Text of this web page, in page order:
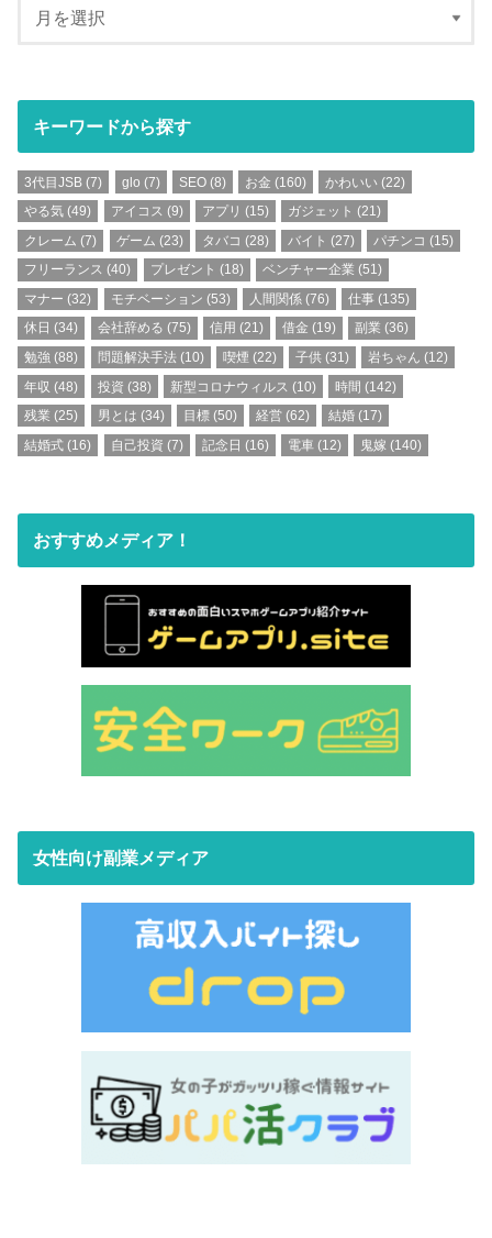
キーワードから探す
3代目JSB (7) glo (7) SEO(8) お金 (160) かわいい (22)
やる気 (49) アイコス (9) アプリ (15) ガジェット (21)
クレーム (7) ゲーム (23) タバコ (28) バイト (27) パチンコ (15)
フリーランス (40) プレゼント (18) ベンチャー企業 (51)
マナー (32) モチベーション (53) 人間関係(76) 仕事 (135)
休日 (34) 会社辞める (75) 信用 (21) 借金 (19) 副業 (36)
勉強 (88) 問題解決手法 (10) 喫煙 (22) 子供 (31) 岩ちゃん (12)
年収 (48) 投資 (38) 新型コロナウィルス (10) 時間 (142)
残業 (25) 男とは (34) 目標(50) 経営 (62) 結婚 (17)
結婚式 (16) 自己投資 (7) 記念日 (16) 電車 (12) 鬼嫁 (140)
おすすめメディア！
女性向け副業メディア